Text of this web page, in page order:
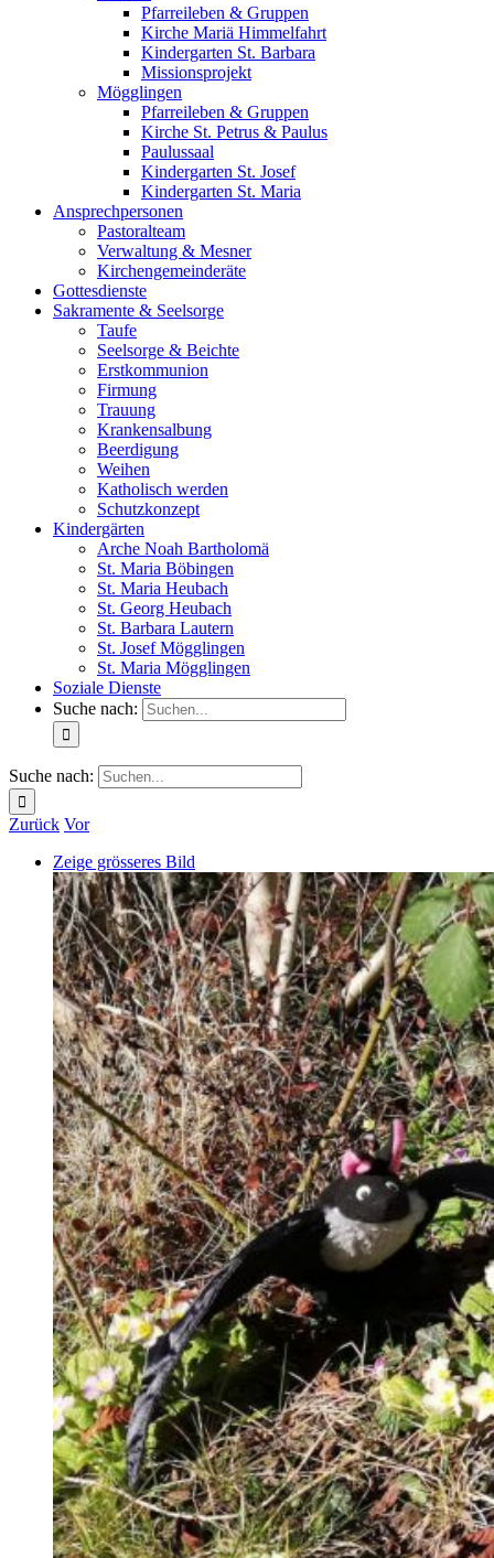
Pfarreileben & Gruppen
Kirche Mariä Himmelfahrt
Kindergarten St. Barbara
Missionsprojekt
Mögglingen
Pfarreileben & Gruppen
Kirche St. Petrus & Paulus
Paulussaal
Kindergarten St. Josef
Kindergarten St. Maria
Ansprechpersonen
Pastoralteam
Verwaltung & Mesner
Kirchengemeinderäte
Gottesdienste
Sakramente & Seelsorge
Taufe
Seelsorge & Beichte
Erstkommunion
Firmung
Trauung
Krankensalbung
Beerdigung
Weihen
Katholisch werden
Schutzkonzept
Kindergärten
Arche Noah Bartholomä
St. Maria Böbingen
St. Maria Heubach
St. Georg Heubach
St. Barbara Lautern
St. Josef Mögglingen
St. Maria Mögglingen
Soziale Dienste
Suche nach:
Suche nach:
Zurück Vor
Zeige grösseres Bild